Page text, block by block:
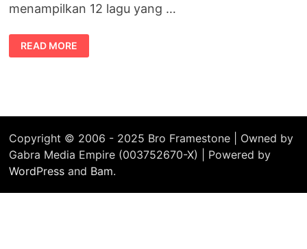
menampilkan 12 lagu yang …
SIAPAKAH
JUARA
ANUGERAH
READ MORE
Copyright © 2006 - 2025 Bro Framestone | Owned by
Gabra Media Empire (003752670-X) | Powered by
WordPress and Bam.